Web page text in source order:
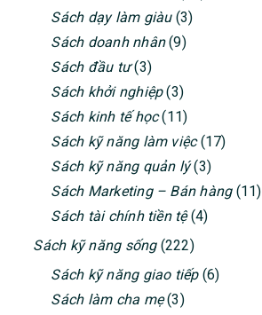
Sách dạy làm giàu(3)
Sách doanh nhân(9)
Sách đầu tư(3)
Sách khởi nghiệp(3)
Sách kinh tế học(11)
Sách kỹ năng làm việc(17)
Sách kỹ năng quản lý(3)
Sách Marketing – Bán hàng(11)
Sách tài chính tiền tệ(4)
Sách kỹ năng sống(222)
Sách kỹ năng giao tiếp(6)
Sách làm cha mẹ(3)